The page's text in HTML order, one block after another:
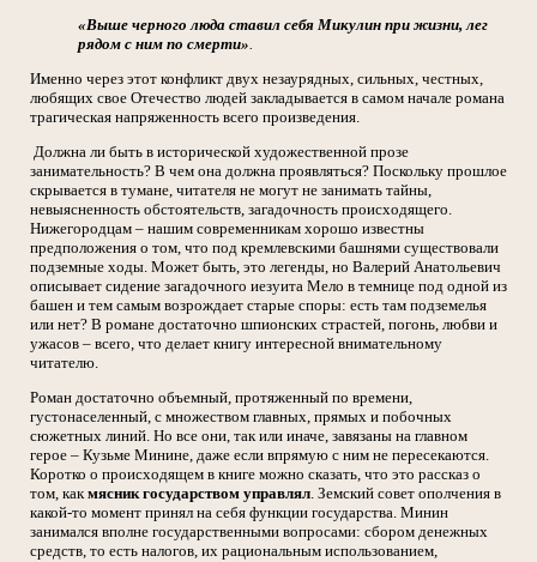
«Выше черного люда ставил себя Микулин при жизни, лег
рядом с ним по смерти».
Именно через этот конфликт двух незаурядных, сильных, честных,
любящих свое Отечество людей закладывается в самом начале романа
трагическая напряженность всего произведения.
Должна ли быть в исторической художественной прозе
занимательность? В чем она должна проявляться? Поскольку прошлое
скрывается в тумане, читателя не могут не занимать тайны,
невыясненность обстоятельств, загадочность происходящего.
Нижегородцам – нашим современникам хорошо известны
предположения о том, что под кремлевскими башнями существовали
подземные ходы. Может быть, это легенды, но Валерий Анатольевич
описывает сидение загадочного иезуита Мело в темнице под одной из
башен и тем самым возрождает старые споры: есть там подземелья
или нет? В романе достаточно шпионских страстей, погонь, любви и
ужасов – всего, что делает книгу интересной внимательному
читателю.
Роман достаточно объемный, протяженный по времени,
густонаселенный, с множеством главных, прямых и побочных
сюжетных линий. Но все они, так или иначе, завязаны на главном
герое – Кузьме Минине, даже если впрямую с ним не пересекаются.
Коротко о происходящем в книге можно сказать, что это рассказ о
том, какмясник государством управлял. Земский совет ополчения в
какой-то момент принял на себя функции государства. Минин
занимался вполне государственными вопросами: сбором денежных
средств, то есть налогов, их рациональным использованием,